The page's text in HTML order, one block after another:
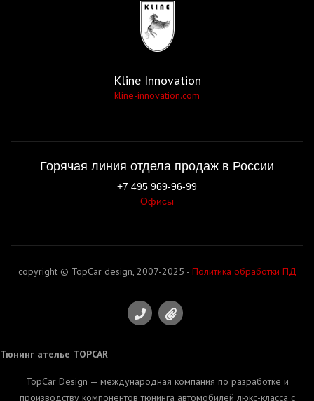
Kline Innovation
kline-innovation.com
Горячая линия отдела продаж в России
+7 495 969-96-99
Офисы
copyright © TopCar design, 2007-2025 - Политика обработки ПД
Тюнинг ателье TOPCAR
TopCar Design — международная компания по разработке и
производству компонентов тюнинга автомобилей люкс-класса с